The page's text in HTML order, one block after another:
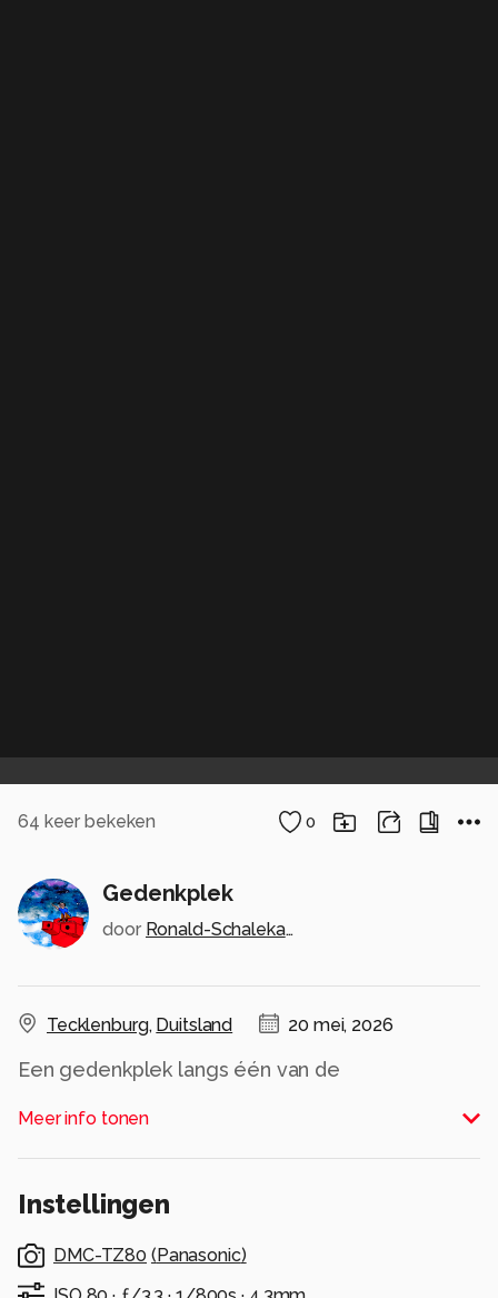
64 keer bekeken 0
Gedenkplek
door Ronald-Schalekamp
Tecklenburg, Duitsland 20 mei, 2026
Een gedenkplek langs één van de
Meer info tonen
Instellingen
DMC-TZ80 (Panasonic)